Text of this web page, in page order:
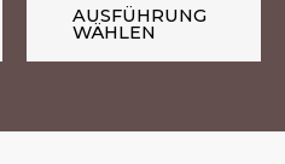
AUSFÜHRUNG
WÄHLEN